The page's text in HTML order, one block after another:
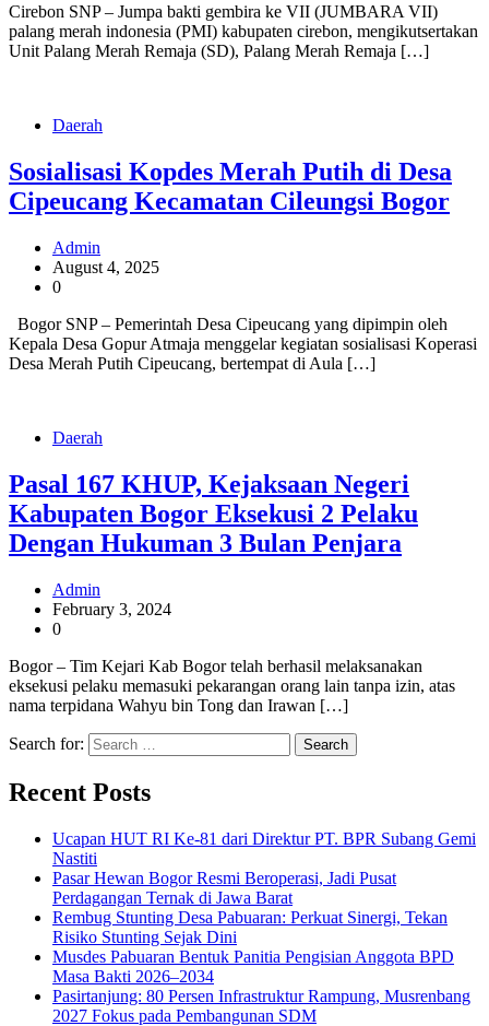
Cirebon SNP – Jumpa bakti gembira ke VII (JUMBARA VII)
palang merah indonesia (PMI) kabupaten cirebon, mengikutsertakan
Unit Palang Merah Remaja (SD), Palang Merah Remaja […]
Daerah
Sosialisasi Kopdes Merah Putih di Desa
Cipeucang Kecamatan Cileungsi Bogor
Admin
August 4, 2025
0
Bogor SNP – Pemerintah Desa Cipeucang yang dipimpin oleh
Kepala Desa Gopur Atmaja menggelar kegiatan sosialisasi Koperasi
Desa Merah Putih Cipeucang, bertempat di Aula […]
Daerah
Pasal 167 KHUP, Kejaksaan Negeri
Kabupaten Bogor Eksekusi 2 Pelaku
Dengan Hukuman 3 Bulan Penjara
Admin
February 3, 2024
0
Bogor – Tim Kejari Kab Bogor telah berhasil melaksanakan
eksekusi pelaku memasuki pekarangan orang lain tanpa izin, atas
nama terpidana Wahyu bin Tong dan Irawan […]
Search for:
Recent Posts
Ucapan HUT RI Ke-81 dari Direktur PT. BPR Subang Gemi
Nastiti
Pasar Hewan Bogor Resmi Beroperasi, Jadi Pusat
Perdagangan Ternak di Jawa Barat
Rembug Stunting Desa Pabuaran: Perkuat Sinergi, Tekan
Risiko Stunting Sejak Dini
Musdes Pabuaran Bentuk Panitia Pengisian Anggota BPD
Masa Bakti 2026–2034
Pasirtanjung: 80 Persen Infrastruktur Rampung, Musrenbang
2027 Fokus pada Pembangunan SDM